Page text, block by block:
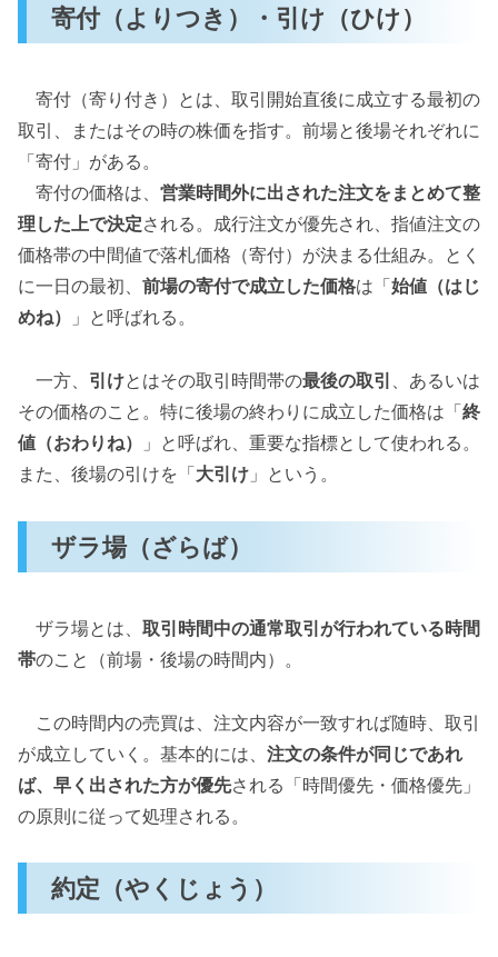
寄付（よりつき）・引け（ひけ）
寄付（寄り付き）とは、取引開始直後に成立する最初の
取引、またはその時の株価を指す。前場と後場それぞれに
「寄付」がある。
寄付の価格は、 営業時間外に出された注文をまとめて整
理した上で決定される。成行注文が優先され、指値注文の
価格帯の中間値で落札価格（寄付）が決まる仕組み。とく
に一日の最初、 前場の寄付で成立した価格は「始値（はじ
めね）
」と呼ばれる。
一方、 引けとはその取引時間帯の最後の取引 、あるいは
その価格のこと。特に後場の終わりに成立した価格は「終
値（おわりね）
」と呼ばれ、重要な指標として使われる。
また、後場の引けを「大引け 」という。
ザラ場（ざらば）
ザラ場とは、 取引時間中の通常取引が行われている時間
帯のこと（前場・後場の時間内）。
この時間内の売買は、注文内容が一致すれば随時、取引
が成立していく。基本的には、 注文の条件が同じであれ
ば、早く出された方が優先される「時間優先・価格優先」
の原則に従って処理される。
約定（やくじょう）